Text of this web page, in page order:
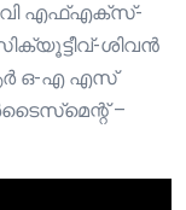
എഫ്എക്സ്-
ശിവൻ
ആർ ഒ-എ എസ്
–